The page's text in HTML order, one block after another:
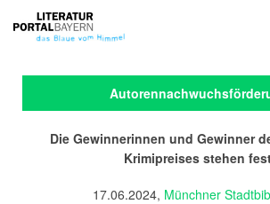
Die Gewinnerinnen und Gewinner
Krimipreises stehen
17.06.2024, Münchner